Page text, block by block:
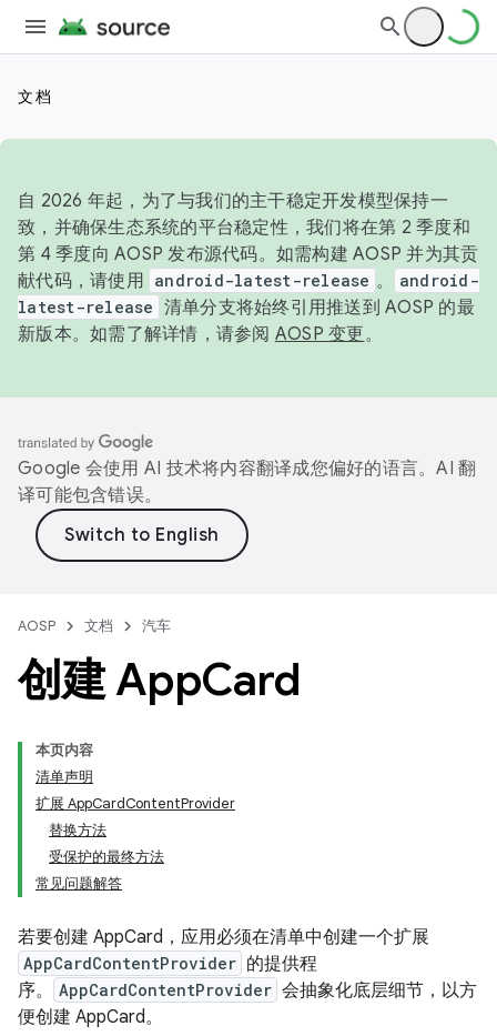
文档
自 2026 年起，为了与我们的主干稳定开发模型保持一
致，并确保生态系统的平台稳定性，我们将在第 2 季度和
第 4 季度向 AOSP 发布源代码。如需构建 AOSP 并为其贡
献代码，请使用 android-latest-release 。
android-
latest-release 清单分支将始终引用推送到 AOSP 的最
新版本。如需了解详情，请参阅 AOSP 变更。
Google 会使用 AI 技术将内容翻译成您偏好的语言。AI 翻
译可能包含错误。
AOSP 文档 汽车
创建 AppCard
本页内容
清单声明
扩展 AppCardContentProvider
替换方法
受保护的最终方法
常见问题解答
若要创建 AppCard，应用必须在清单中创建一个扩展
AppCardContentProvider 的提供程
序。
AppCardContentProvider 会抽象化底层细节，以方
便创建 AppCard。